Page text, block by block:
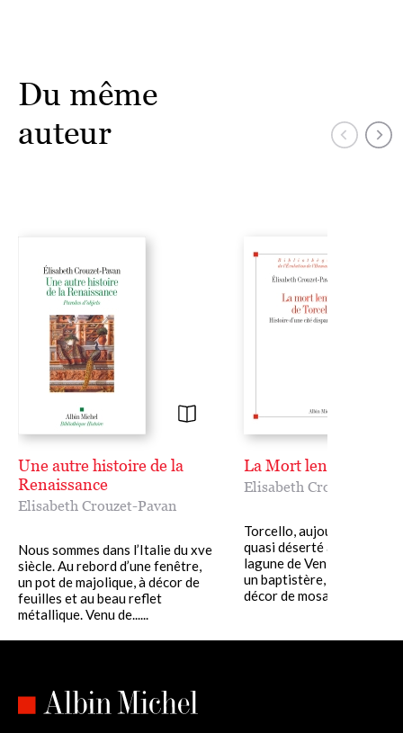
Du même
auteur
Une autre histoire de la
Renaissance
Elisabeth Crouzet-Pavan
Nous sommes dans l’Italie du xve
siècle. Au rebord d’une fenêtre,
un pot de majolique, à décor de
feuilles et au beau reflet
métallique. Venu de......
La Mort lente de
Elisabeth Crouzet-Pavan
Torcello, aujourd’hui, est
quasi déserté au nord de la
lagune de Venise, une
un baptistère, une église
décor de mosaïques......